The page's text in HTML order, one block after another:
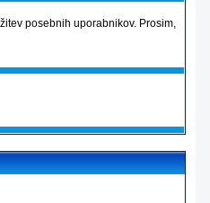
posebnih uporabnikov. Prosim,